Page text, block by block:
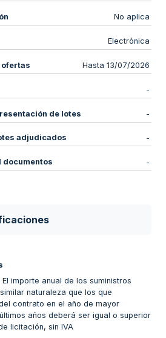
No aplica
Electrónica
ofertas Hasta 13/07/2026
-
de lotes -
adjudicados -
documentos -
importe anual de los suministros
naturaleza que los que
contrato en el año de mayor
años deberá ser igual o superior
licitación, sin IVA